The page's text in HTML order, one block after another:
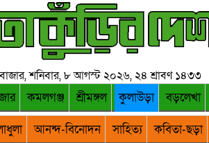
শনিবার, ৮ আগস্ট ২০২৬, ২৪ শ্রাবণ ১৪৩৩
কমলগঞ্জ শ্রীমঙ্গল কুলাউড়া বড়লেখা
আনন্দ-বিনোদন সাহিত্য কবিতা-ছড়া